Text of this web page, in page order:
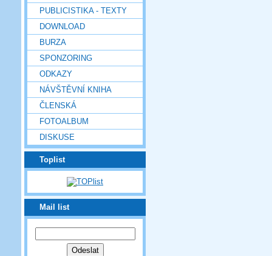
PUBLICISTIKA - TEXTY
DOWNLOAD
BURZA
SPONZORING
ODKAZY
NÁVŠTĚVNÍ KNIHA
ČLENSKÁ
FOTOALBUM
DISKUSE
Toplist
Mail list